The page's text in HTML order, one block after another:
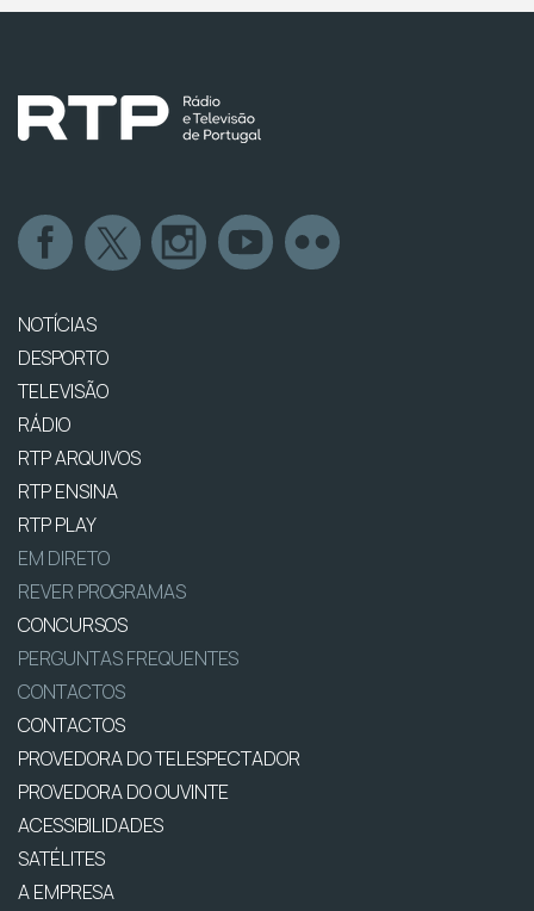
NOTÍCIAS
DESPORTO
TELEVISÃO
RÁDIO
RTP ARQUIVOS
RTP ENSINA
RTP PLAY
EM DIRETO
REVER PROGRAMAS
CONCURSOS
PERGUNTAS FREQUENTES
CONTACTOS
CONTACTOS
PROVEDORA DO TELESPECTADOR
PROVEDORA DO OUVINTE
ACESSIBILIDADES
SATÉLITES
A EMPRESA